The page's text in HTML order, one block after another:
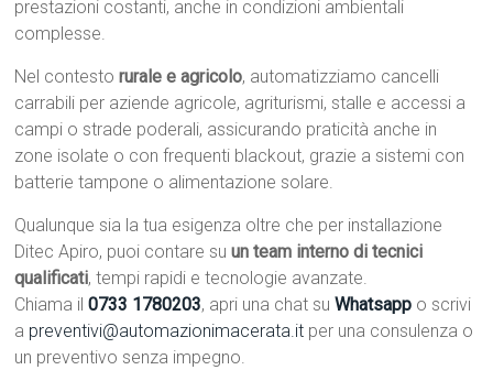
prestazioni costanti, anche in condizioni ambientali
complesse.
Nel contestorurale e agricolo, automatizziamo cancelli
carrabili per aziende agricole, agriturismi, stalle e accessi a
campi o strade poderali, assicurando praticità anche in
zone isolate o con frequenti blackout, grazie a sistemi con
batterie tampone o alimentazione solare.
Qualunque sia la tua esigenza oltre che per installazione
Ditec Apiro, puoi contare suun team interno di tecnici
qualificati, tempi rapidi e tecnologie avanzate.
Chiama il0733 1780203, apri una chat suWhatsapp o scrivi
a preventivi@automazionimacerata.it per una consulenza o
un preventivo senza impegno.